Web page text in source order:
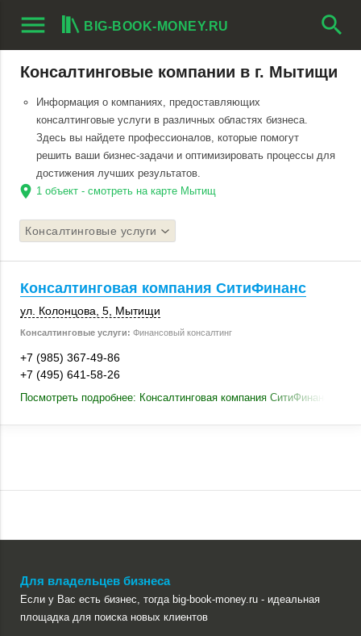
menu BIG-BOOK-MONEY.RU search
Консалтинговые компании в г. Мытищи
Информация о компаниях, предоставляющих
консалтинговые услуги в различных областях бизнеса.
Здесь вы найдете профессионалов, которые помогут
решить ваши бизнес-задачи и оптимизировать процессы для
достижения лучших результатов.
location_on 1 объект - смотреть на карте Мытищ
Консалтинговые услуги
Консалтинговая компания СитиФинанс
ул. Колонцова, 5 Мытищи
Консалтинговые услуги: Финансовый консалтинг
+7 (985) 367-49-86
+7 (495) 641-58-26
Посмотреть подробнее: Консалтинговая компания СитиФинанс
Для владельцев бизнеса
Если у Вас есть бизнес, тогда big-book-money.ru - идеальная
площадка для поиска новых клиентов